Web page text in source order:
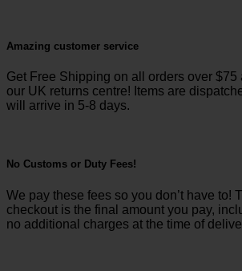
Amazing customer service
Get Free Shipping on all orders over $75
our UK returns centre! Items are
will arrive in 5-8 days.
No Customs or Duty Fees!
We pay these fees so you don’t have to!
checkout is the final amount you pay,
no additional charges at the time of